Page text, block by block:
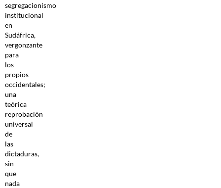
segregacionismo
institucional
en
Sudáfrica,
vergonzante
para
los
propios
occidentales;
una
teórica
reprobación
universal
de
las
dictaduras,
sin
que
nada